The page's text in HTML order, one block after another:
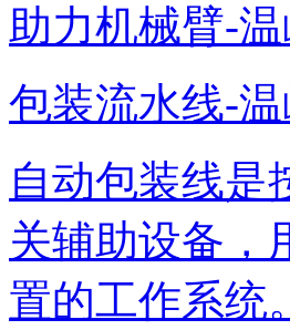
助力机械臂-温
包装流水线-温
自动包装线是
关辅助设备，
置的工作系统